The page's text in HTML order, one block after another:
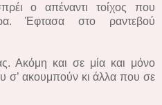
ο απέναντι τοίχος που
Έφτασα στο ραντεβού
Ακόμη και σε μία και μόνο
σ’ ακουμπούν κι άλλα που σε